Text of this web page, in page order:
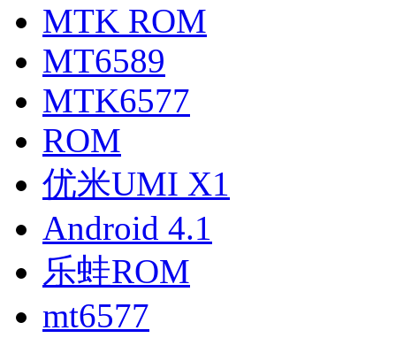
MTK ROM
MT6589
MTK6577
ROM
优米UMI X1
Android 4.1
乐蛙ROM
mt6577